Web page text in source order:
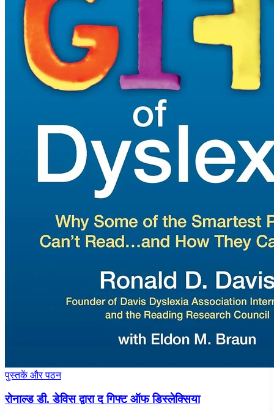
पुस्तकें और पठन
रोनाल्ड डी. डेविस द्वारा द गिफ्ट ऑफ डिस्लेक्सिया